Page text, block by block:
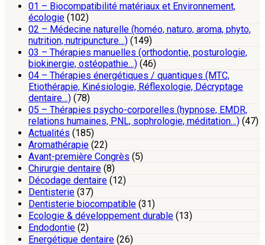
01 – Biocompatibilité matériaux et Environnement,
écologie (102)
02 – Médecine naturelle (homéo, naturo, aroma, phyto,
nutrition, nutripuncture…) (149)
03 – Thérapies manuelles (orthodontie, posturologie,
biokinergie, ostéopathie…) (46)
04 – Thérapies énergétiques / quantiques (MTC,
Etiothérapie, Kinésiologie, Réflexologie, Décryptage
dentaire…) (78)
05 – Thérapies psycho-corporelles (hypnose, EMDR,
relations humaines, PNL, sophrologie, méditation…) (47)
Actualités (185)
Aromathérapie (22)
Avant-première Congrès (5)
Chirurgie dentaire (8)
Décodage dentaire (12)
Dentisterie (37)
Dentisterie biocompatible (31)
Ecologie & développement durable (13)
Endodontie (2)
Energétique dentaire (26)